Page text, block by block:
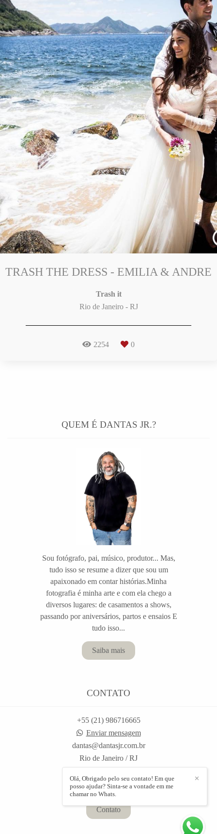
TRASH THE DRESS - EMILIA & ANDRE
Trash it
Rio de Janeiro - RJ
2254 0
QUEM É DANTAS JR.?
Sou fotógrafo, pai, músico, produtor... Mas,
tudo isso se resume a dizer que sou um
apaixonado em contar histórias.Minha
fotografia é minha arte e com ela chego a
diversos lugares: de casamentos a shows,
passando por aniversários, partos e ensaios E
tudo isso...
Saiba mais
CONTATO
+55 (21) 986716665
Enviar mensagem
dantas@dantasjr.com.br
Rio de Janeiro / RJ
Contato
✕
Olá, Obrigado pelo seu contato! Em que
posso ajudar? Sinta-se a vontade em me
chamar no Whats.